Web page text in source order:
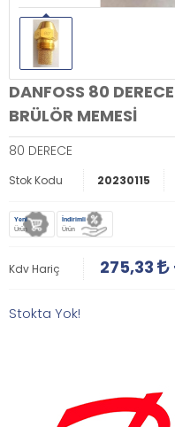
DANFOSS 80
BRÜLÖR MEMESİ
80 DERECE
Stok Kodu 20230115
Yeni
Ürün
İndirimli
Ürün
Kdv Hariç 275,33
Stokta Yok!